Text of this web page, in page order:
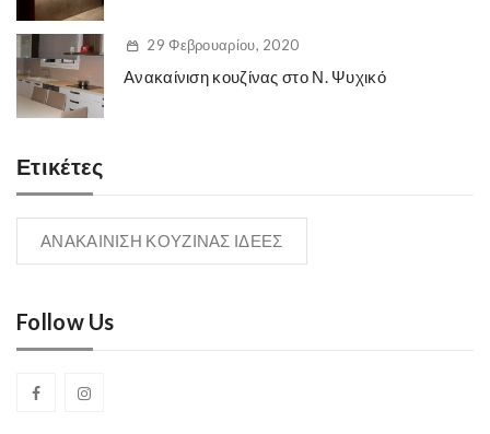
29 Φεβρουαρίου, 2020
Ανακαίνιση κουζίνας στο Ν. Ψυχικό
Ετικέτες
ΑΝΑΚΑΙΝΙΣΗ ΚΟΥΖΙΝΑΣ ΙΔΕΕΣ
Follow Us